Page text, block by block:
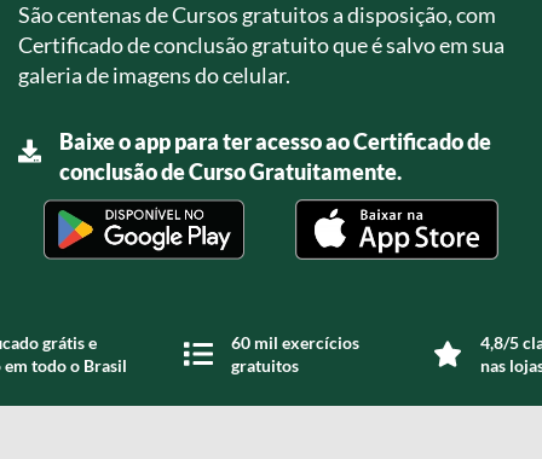
São centenas de Cursos gratuitos a disposição, com
Certificado de conclusão gratuito que é salvo em sua
galeria de imagens do celular.
Baixe o app para ter acesso ao Certificado de
conclusão de Curso Gratuitamente.
grátis e
todo o Brasil
60 mil exercícios
gratuitos
4,8/5
nas